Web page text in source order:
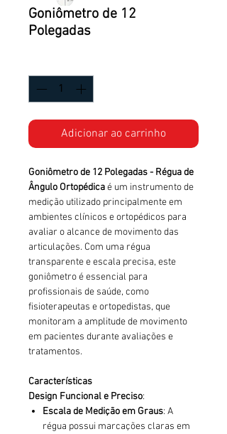
Goniômetro de 12
Polegadas
Adicionar ao carrinho
Goniômetro de 12 Polegadas - Régua de
Ângulo Ortopédicaé um instrumento de
medição utilizado principalmente em
ambientes clínicos e ortopédicos para
avaliar o alcance de movimento das
articulações. Com uma régua
transparente e escala precisa, este
goniômetro é essencial para
profissionais de saúde, como
fisioterapeutas e ortopedistas, que
monitoram a amplitude de movimento
em pacientes durante avaliações e
tratamentos.
Características
Design Funcional e Preciso:
Escala de Medição em Graus: A
régua possui marcações claras em